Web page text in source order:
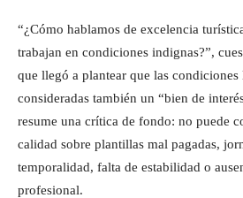
“¿Cómo hablamos de excelencia
trabajan en condiciones indignas?”,
que llegó a plantear que las condiciones
consideradas también un “bien de
resume una crítica de fondo: no puede
calidad sobre plantillas mal pagadas,
temporalidad, falta de estabilidad o
profesional.